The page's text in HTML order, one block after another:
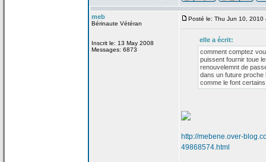
meb
Bérinaute Vétéran
Inscrit le: 13 May 2008
Messages: 6873
Posté le: Thu Jun 10, 2010
elle a écrit:
comment comptez
puissent fournir toue
renouvelemnt de
dans un future proche
comme le font
http://mebene.over-
49868574.html